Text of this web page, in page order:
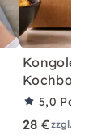
Kochbox für
5,0
28 €zzgl.